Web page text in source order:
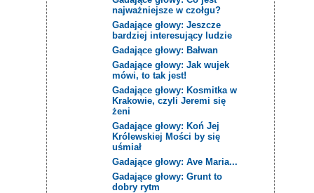
najważniejsze w czołgu?
Gadające głowy: Jeszcze
bardziej interesujący ludzie
Gadające głowy: Bałwan
Gadające głowy: Jak wujek
mówi, to tak jest!
Gadające głowy: Kosmitka w
Krakowie, czyli Jeremi się
żeni
Gadające głowy: Koń Jej
Królewskiej Mości by się
uśmiał
Gadające głowy: Ave Maria...
Gadające głowy: Grunt to
dobry rytm